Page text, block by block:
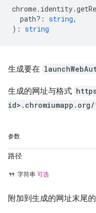
chrome. identity.
path? : string,
) : string
生成要在
生成的网址与格式
参数
路径
字符串 可选
附加到生成的网址末尾的